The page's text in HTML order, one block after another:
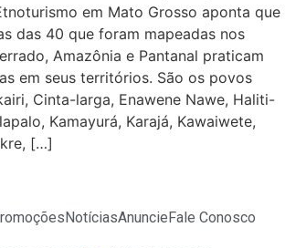
em Mato Grosso aponta que
das 40 que foram mapeadas nos
Amazônia e Pantanal praticam
em seus territórios. São os povos
Cinta-larga, Enawene Nawe, Haliti-
Kamayurá, Karajá, Kawaiwete,
[…]
NotíciasAnuncie Fale Conosco